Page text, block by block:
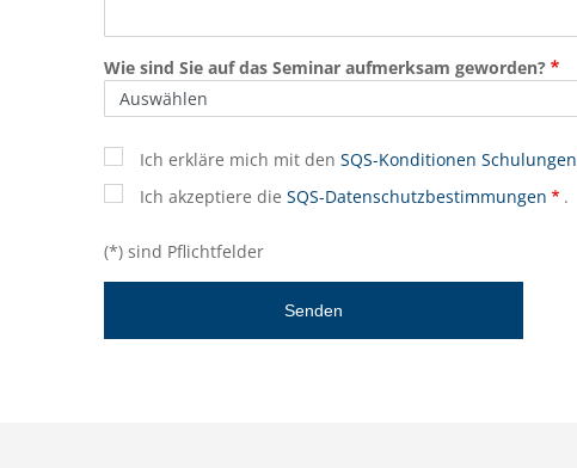
Wie sind Sie auf das Seminar aufmerksam geworden?
Ich erkläre mich mit den SQS-Konditionen Schulungen
Ich akzeptiere die SQS-Datenschutzbestimmungen .
(*) sind Pflichtfelder